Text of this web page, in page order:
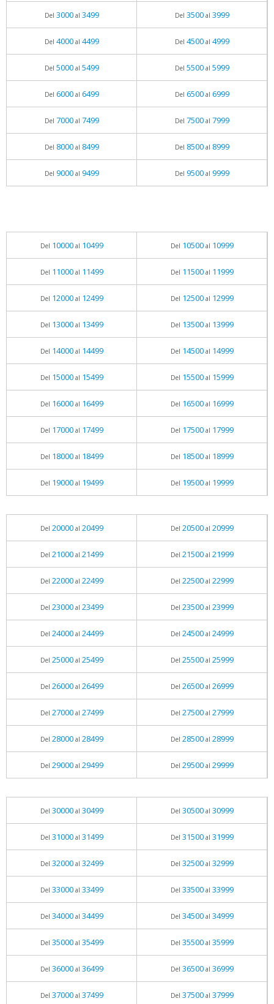
Del 3000al 3499 Del 3500al 3999
Del 4000al 4499 Del 4500al 4999
Del 5000al 5499 Del 5500al 5999
Del 6000al 6499 Del 6500al 6999
Del 7000al 7499 Del 7500al 7999
Del 8000al 8499 Del 8500al 8999
Del 9000al 9499 Del 9500al 9999
Del 10000al 10499 Del 10500al 10999
Del 11000al 11499 Del 11500al 11999
Del 12000al 12499 Del 12500al 12999
Del 13000al 13499 Del 13500al 13999
Del 14000al 14499 Del 14500al 14999
Del 15000al 15499 Del 15500al 15999
Del 16000al 16499 Del 16500al 16999
Del 17000al 17499 Del 17500al 17999
Del 18000al 18499 Del 18500al 18999
Del 19000al 19499 Del 19500al 19999
Del 20000al 20499 Del 20500al 20999
Del 21000al 21499 Del 21500al 21999
Del 22000al 22499 Del 22500al 22999
Del 23000al 23499 Del 23500al 23999
Del 24000al 24499 Del 24500al 24999
Del 25000al 25499 Del 25500al 25999
Del 26000al 26499 Del 26500al 26999
Del 27000al 27499 Del 27500al 27999
Del 28000al 28499 Del 28500al 28999
Del 29000al 29499 Del 29500al 29999
Del 30000al 30499 Del 30500al 30999
Del 31000al 31499 Del 31500al 31999
Del 32000al 32499 Del 32500al 32999
Del 33000al 33499 Del 33500al 33999
Del 34000al 34499 Del 34500al 34999
Del 35000al 35499 Del 35500al 35999
Del 36000al 36499 Del 36500al 36999
Del 37000al 37499 Del 37500al 37999